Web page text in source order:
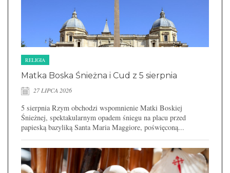
RELIGIA
Matka Boska Śnieżna i Cud z 5 sierpnia
27 LIPCA 2026
5 sierpnia Rzym obchodzi wspomnienie Matki Boskiej
Śnieżnej, spektakularnym opadem śniegu na placu przed
papieską bazyliką Santa Maria Maggiore, poświęconą...